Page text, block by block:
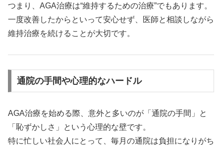
つまり、AGA治療は“維持するための治療”でもあります。
一度改善したからといって安心せず、医師と相談しながら
維持治療を続けることが大切です。
通院の手間や心理的なハードル
AGA治療を始める際、意外と多いのが「通院の手間」と
「恥ずかしさ」という心理的な壁です。
特に忙しい社会人にとって、毎月の通院は負担になりがち